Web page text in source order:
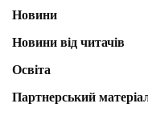
Новини
Новини від читачів
Освіта
Партнерський